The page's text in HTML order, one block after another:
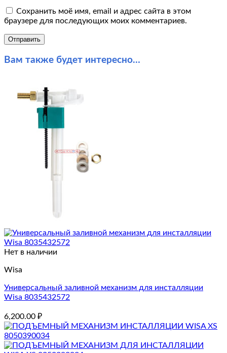
Сохранить моё имя, email и адрес сайта в этом
браузере для последующих моих комментариев.
Вам также будет интересно…
Нет в наличии
Wisa
Универсальный заливной механизм для инсталляции
Wisa 8035432572
6,200.00 ₽